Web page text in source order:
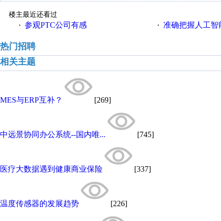
楼主最近还看过
· 参观PTC公司有感 · 准确把握人工智
热门招聘
相关主题
MES与ERP互补？ [269]
中远景协同办公系统--国内唯... [745]
医疗大数据遇到健康商业保险 [337]
温度传感器的发展趋势 [226]